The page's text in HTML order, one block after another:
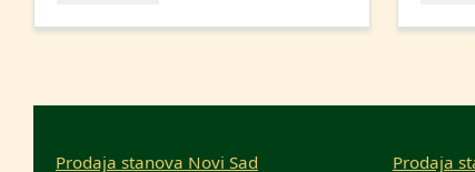
Prodaja stanova Novi Sad Prodaja